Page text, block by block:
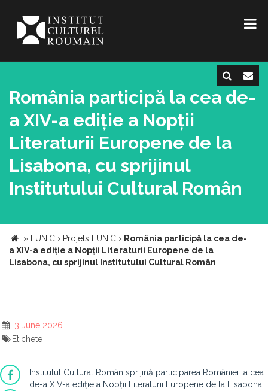
România participă la cea de-
a XIV-a ediție a Nopții
Literaturii Europene de la
Lisabona, cu sprijinul
Institutului Cultural Român
» EUNIC › Projets EUNIC › România participă la cea de-
a XIV-a ediție a Nopții Literaturii Europene de la
Lisabona, cu sprijinul Institutului Cultural Român
3 June 2026
Etichete
Institutul Cultural Român sprijină participarea României la cea
de-a XIV-a ediție a Nopții Literaturii Europene de la Lisabona,